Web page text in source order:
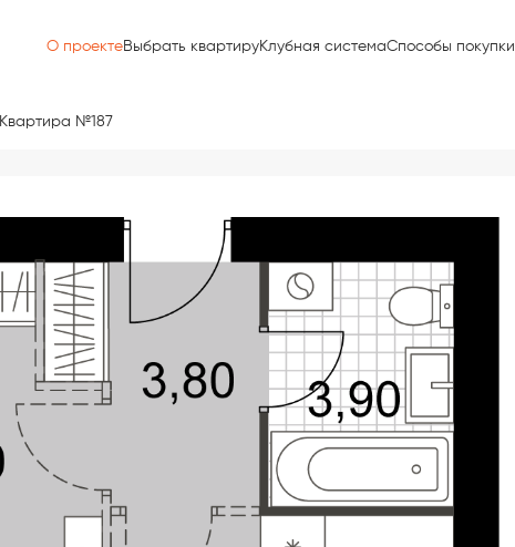
О проектеВыбрать квартируКлубная системаСпособы покупки
Квартира №187